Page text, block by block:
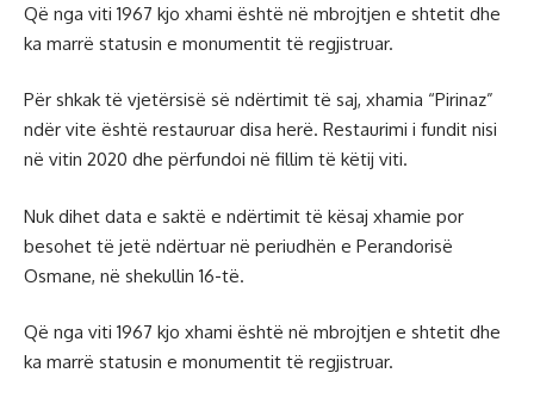
Që nga viti 1967 kjo xhami është në mbrojtjen e shtetit dhe
ka marrë statusin e monumentit të regjistruar.
Për shkak të vjetërsisë së ndërtimit të saj, xhamia “Pirinaz”
ndër vite është restauruar disa herë. Restaurimi i fundit nisi
në vitin 2020 dhe përfundoi në fillim të këtij viti.
Nuk dihet data e saktë e ndërtimit të kësaj xhamie por
besohet të jetë ndërtuar në periudhën e Perandorisë
Osmane, në shekullin 16-të.
Që nga viti 1967 kjo xhami është në mbrojtjen e shtetit dhe
ka marrë statusin e monumentit të regjistruar.